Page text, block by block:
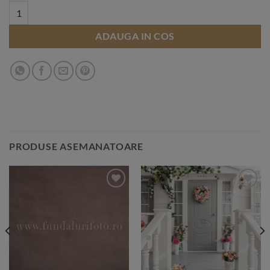
ADAUGA IN COS
PRODUSE ASEMANATOARE
Wishlist